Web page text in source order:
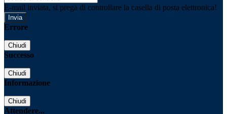
E-mail inviata, si prega di controllare la casella di posta elettronica!
Errore
Chiudi
Successo
Chiudi
Informazione
Chiudi
Attendere...